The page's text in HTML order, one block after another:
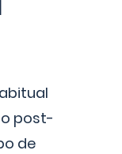
post-
de